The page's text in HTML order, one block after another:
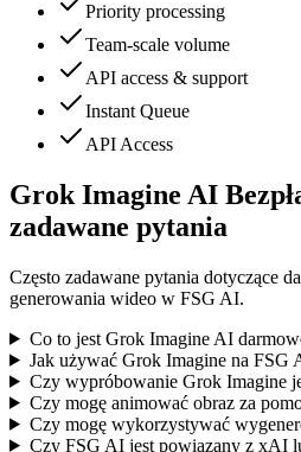
Priority processing
Team-scale volume
API access & support
Instant Queue
API Access
Grok Imagine AI
zadawane pytania
Często zadawane pytania dotyczące
generowania wideo w FSG AI.
Co to jest Grok Imagine AI
Jak używać Grok Imagine na FSG
Czy wypróbowanie Grok Imagine
Czy mogę animować obraz za
Czy mogę wykorzystywać
Czy FSG AI jest powiązany z xAI